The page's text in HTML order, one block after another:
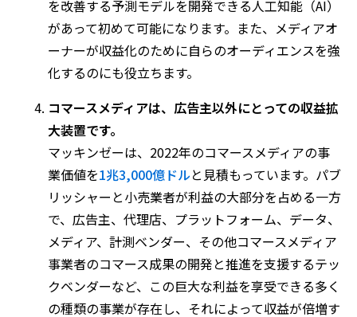
を改善する予測モデルを開発できる人工知能（AI）
があって初めて可能になります。また、メディアオ
ーナーが収益化のために自らのオーディエンスを強
化するのにも役立ちます。
コマースメディアは、広告主以外にとっての収益拡
大装置です。
マッキンゼーは、2022年のコマースメディアの事
業価値を1兆3,000億ドルと見積もっています。パブ
リッシャーと小売業者が利益の大部分を占める一方
で、広告主、代理店、プラットフォーム、データ、
メディア、計測ベンダー、その他コマースメディア
事業者のコマース成果の開発と推進を支援するテッ
クベンダーなど、この巨大な利益を享受できる多く
の種類の事業が存在し、それによって収益が倍増す